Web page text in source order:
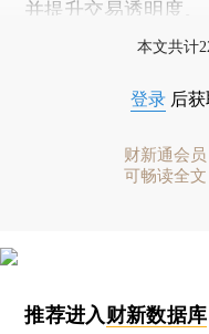
并提升交易透明度。
本文共计
登录 后
财新通会员
可畅读全文
推荐进入财新数据库